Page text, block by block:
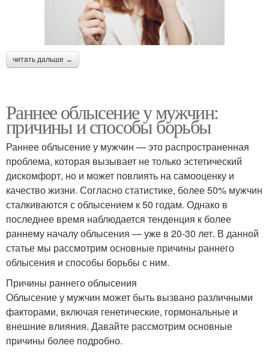
читать дальше →
Раннее облысение у мужчин:
причины и способы борьбы
Раннее облысение у мужчин — это распространенная
проблема, которая вызывает не только эстетический
дискомфорт, но и может повлиять на самооценку и
качество жизни. Согласно статистике, более 50% мужчин
сталкиваются с облысением к 50 годам. Однако в
последнее время наблюдается тенденция к более
раннему началу облысения — уже в 20-30 лет. В данной
статье мы рассмотрим основные причины раннего
облысения и способы борьбы с ним.
Причины раннего облысения
Облысение у мужчин может быть вызвано различными
факторами, включая генетические, гормональные и
внешние влияния. Давайте рассмотрим основные
причины более подробно.